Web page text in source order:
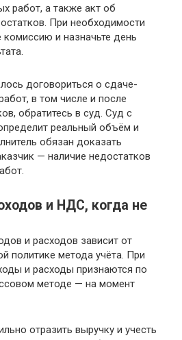
работ, а также акт об
При необходимости
комиссию и назначьте день
договориться о сдаче-
в том числе и после
обратитесь в суд. Суд с
реальный объём и
обязан доказать
— наличие недостатков
и НДС, когда не
и расходов зависит от
политике метода учёта. При
и расходы признаются по
методе — на момент
отразить выручку и учесть